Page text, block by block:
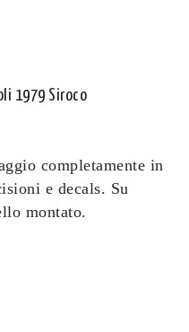
1979 Siroco
completamente in
e decals. Su
montato.